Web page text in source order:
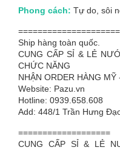
Phong cách: Tự do, sôi
Ship hàng toàn quốc.
CUNG CẤP SỈ & LẺ
CHỨC NĂNG
NHẬN ORDER HÀNG MỸ
Website: Pazu.vn
Hotline: 0939.658.608
Add: 448/1 Trần Hưng
===================
CUNG CẤP SỈ & LẺ